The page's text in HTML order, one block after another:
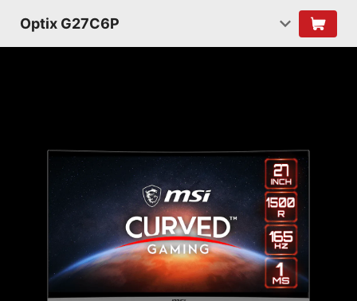
Optix G27C6P